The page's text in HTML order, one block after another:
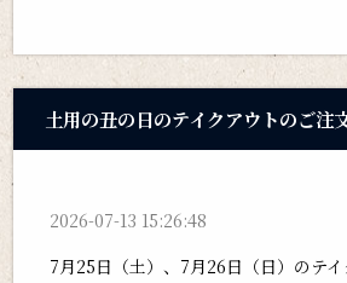
土用の丑の日のテイクアウトのご注
2026-07-13 15:26:48
7月25日（土）、7月26日（日）のテ